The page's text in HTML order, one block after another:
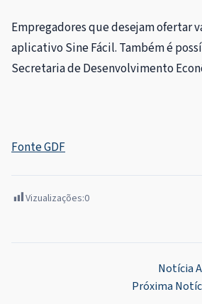
Empregadores que desejam ofertar
aplicativo Sine Fácil. Também é
Secretaria de Desenvolvimento
Fonte GDF
Vizualizações:0
Notícia
Próxima